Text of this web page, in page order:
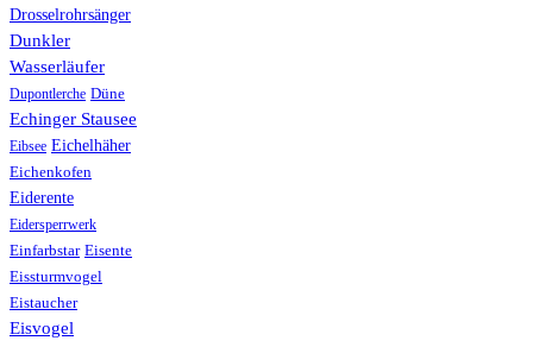
Drosselrohrsänger
Dunkler
Wasserläufer
Dupontlerche Düne
Echinger Stausee
Eibsee Eichelhäher
Eichenkofen
Eiderente
Eidersperrwerk
Einfarbstar Eisente
Eissturmvogel
Eistaucher
Eisvogel